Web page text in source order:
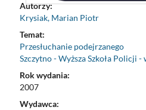
Autorzy:
Krysiak, Marian Piotr
Temat:
Przesłuchanie podejrzanego
Szczytno - Wyższa Szkoła Policji
Rok wydania:
2007
Wydawca: